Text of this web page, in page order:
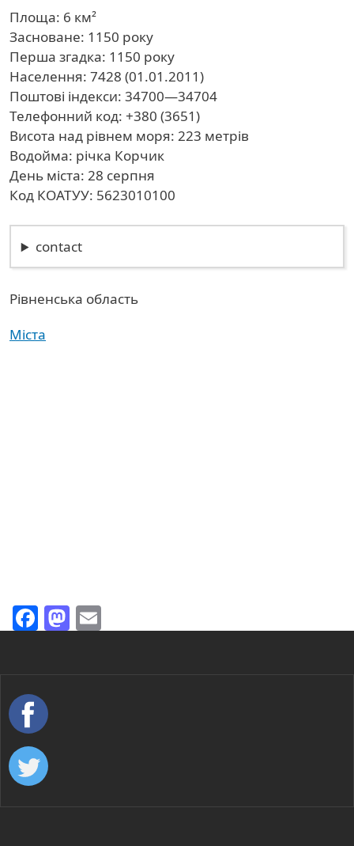
Площа: 6 км²
Засноване: 1150 року
Перша згадка: 1150 року
Населення: 7428 (01.01.2011)
Поштові індекси: 34700—34704
Телефонний код: +380 (3651)
Висота над рівнем моря: 223 метрів
Водойма: річка Корчик
День міста: 28 серпня
Код КОАТУУ: 5623010100
contact
Рівненська область
Міста
Facebook
Mastodon